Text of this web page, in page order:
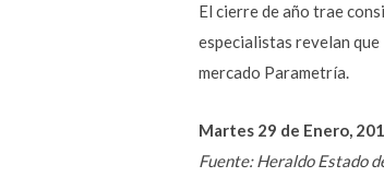
El cierre de año trae
especialistas revelan que
mercado Parametría.
Martes 29 de Enero,
Fuente: Heraldo Estado